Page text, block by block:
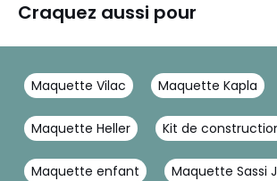
Craquez aussi pour
Maquette Vilac Maquette Kapla
Maquette Heller Kit de
Maquette enfant Maquette Sassi